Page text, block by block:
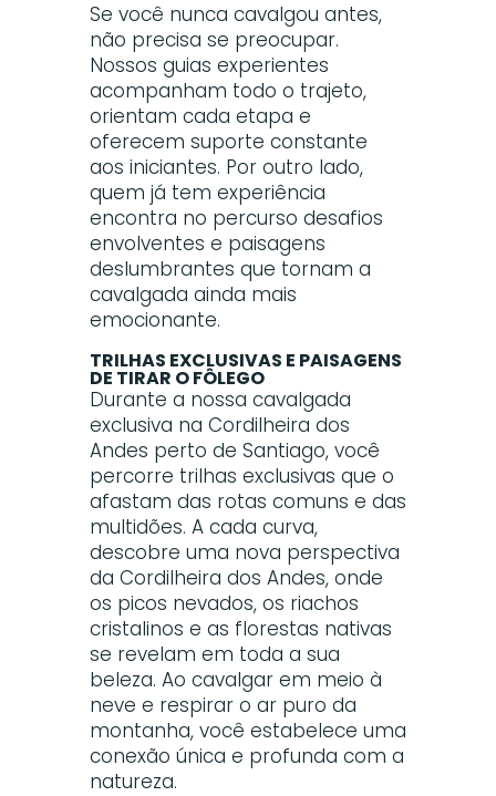
Se você nunca cavalgou antes,
não precisa se preocupar.
Nossos guias experientes
acompanham todo o trajeto,
orientam cada etapa e
oferecem suporte constante
aos iniciantes. Por outro lado,
quem já tem experiência
encontra no percurso desafios
envolventes e paisagens
deslumbrantes que tornam a
cavalgada ainda mais
emocionante.
TRILHAS EXCLUSIVAS E PAISAGENS
DE TIRAR O FÔLEGO
Durante a nossa cavalgada
exclusiva na Cordilheira dos
Andes perto de Santiago, você
percorre trilhas exclusivas que o
afastam das rotas comuns e das
multidões. A cada curva,
descobre uma nova perspectiva
da Cordilheira dos Andes, onde
os picos nevados, os riachos
cristalinos e as florestas nativas
se revelam em toda a sua
beleza. Ao cavalgar em meio à
neve e respirar o ar puro da
montanha, você estabelece uma
conexão única e profunda com a
natureza.